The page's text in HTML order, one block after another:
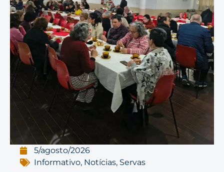
5/agosto/2026
Informativo, Notícias, Servas